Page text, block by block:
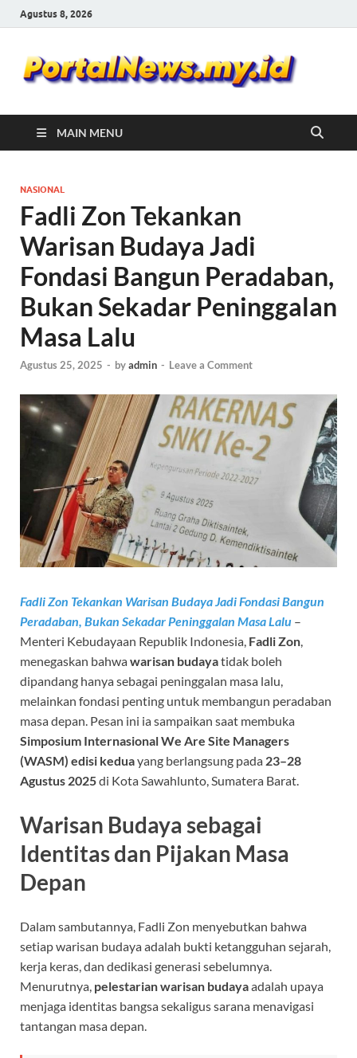
Agustus 8, 2026
MAIN MENU
NASIONAL
Fadli Zon Tekankan
Warisan Budaya Jadi
Fondasi Bangun Peradaban,
Bukan Sekadar Peninggalan
Masa Lalu
Agustus 25, 2025 - byadmin - Leave a Comment
Fadli Zon Tekankan Warisan Budaya Jadi Fondasi Bangun
Peradaban, Bukan Sekadar Peninggalan Masa Lalu –
Menteri Kebudayaan Republik Indonesia, Fadli Zon,
menegaskan bahwawarisan budayatidak boleh
dipandang hanya sebagai peninggalan masa lalu,
melainkan fondasi penting untuk membangun peradaban
masa depan. Pesan ini ia sampaikan saat membuka
Simposium Internasional We Are Site Managers
(WASM) edisi keduayang berlangsung pada 23–28
Agustus 2025di Kota Sawahlunto, Sumatera Barat.
Warisan Budaya sebagai
Identitas dan Pijakan Masa
Depan
Dalam sambutannya, Fadli Zon menyebutkan bahwa
setiap warisan budaya adalah bukti ketangguhan sejarah,
kerja keras, dan dedikasi generasi sebelumnya.
Menurutnya, pelestarian warisan budayaadalah upaya
menjaga identitas bangsa sekaligus sarana menavigasi
tantangan masa depan.